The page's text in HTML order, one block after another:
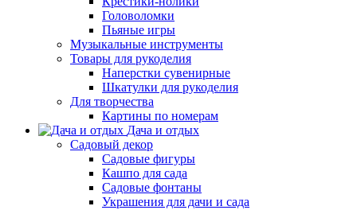
Головоломки
Пьяные игры
Музыкальные инструменты
Товары для рукоделия
Наперстки сувенирные
Шкатулки для рукоделия
Для творчества
Картины по номерам
Дача и отдых
Садовый декор
Садовые фигуры
Кашпо для сада
Садовые фонтаны
Украшения для дачи и сада